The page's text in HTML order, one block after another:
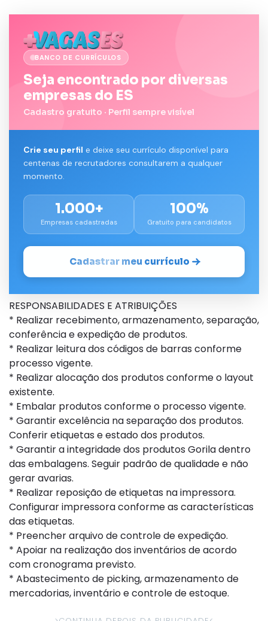
BANCO DE CURRÍCULOS
Seja encontrado por diversas
empresas do ES
Cadastro gratuito · Perfil sempre visível
Crie seu perfil e deixe seu currículo disponível para
centenas de recrutadores consultarem a qualquer
momento.
1.000+
Empresas cadastradas
100%
Gratuito para candidatos
Cadastrar meu currículo
RESPONSABILIDADES E ATRIBUIÇÕES
* Realizar recebimento, armazenamento, separação,
conferência e expedição de produtos.
* Realizar leitura dos códigos de barras conforme
processo vigente.
* Realizar alocação dos produtos conforme o layout
existente.
* Embalar produtos conforme o processo vigente.
* Garantir excelência na separação dos produtos.
Conferir etiquetas e estado dos produtos.
* Garantir a integridade dos produtos Gorila dentro
das embalagens. Seguir padrão de qualidade e não
gerar avarias.
* Realizar reposição de etiquetas na impressora.
Configurar impressora conforme as características
das etiquetas.
* Preencher arquivo de controle de expedição.
* Apoiar na realização dos inventários de acordo
com cronograma previsto.
* Abastecimento de picking, armazenamento de
mercadorias, inventário e controle de estoque.